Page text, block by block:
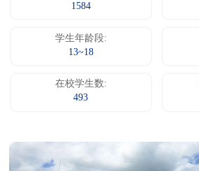
1584
学生年龄段:
13~18
在校学生数:
493